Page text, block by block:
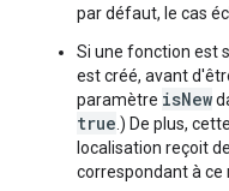
par défaut, le cas
Si une fonction est
est créé, avant
paramètre isNew
true .) De plus,
localisation reçoit
correspondant à ce